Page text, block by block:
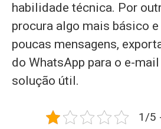
habilidade técnica. Por
procura algo mais básico
poucas mensagens,
do WhatsApp para o e-
solução útil.
1/5